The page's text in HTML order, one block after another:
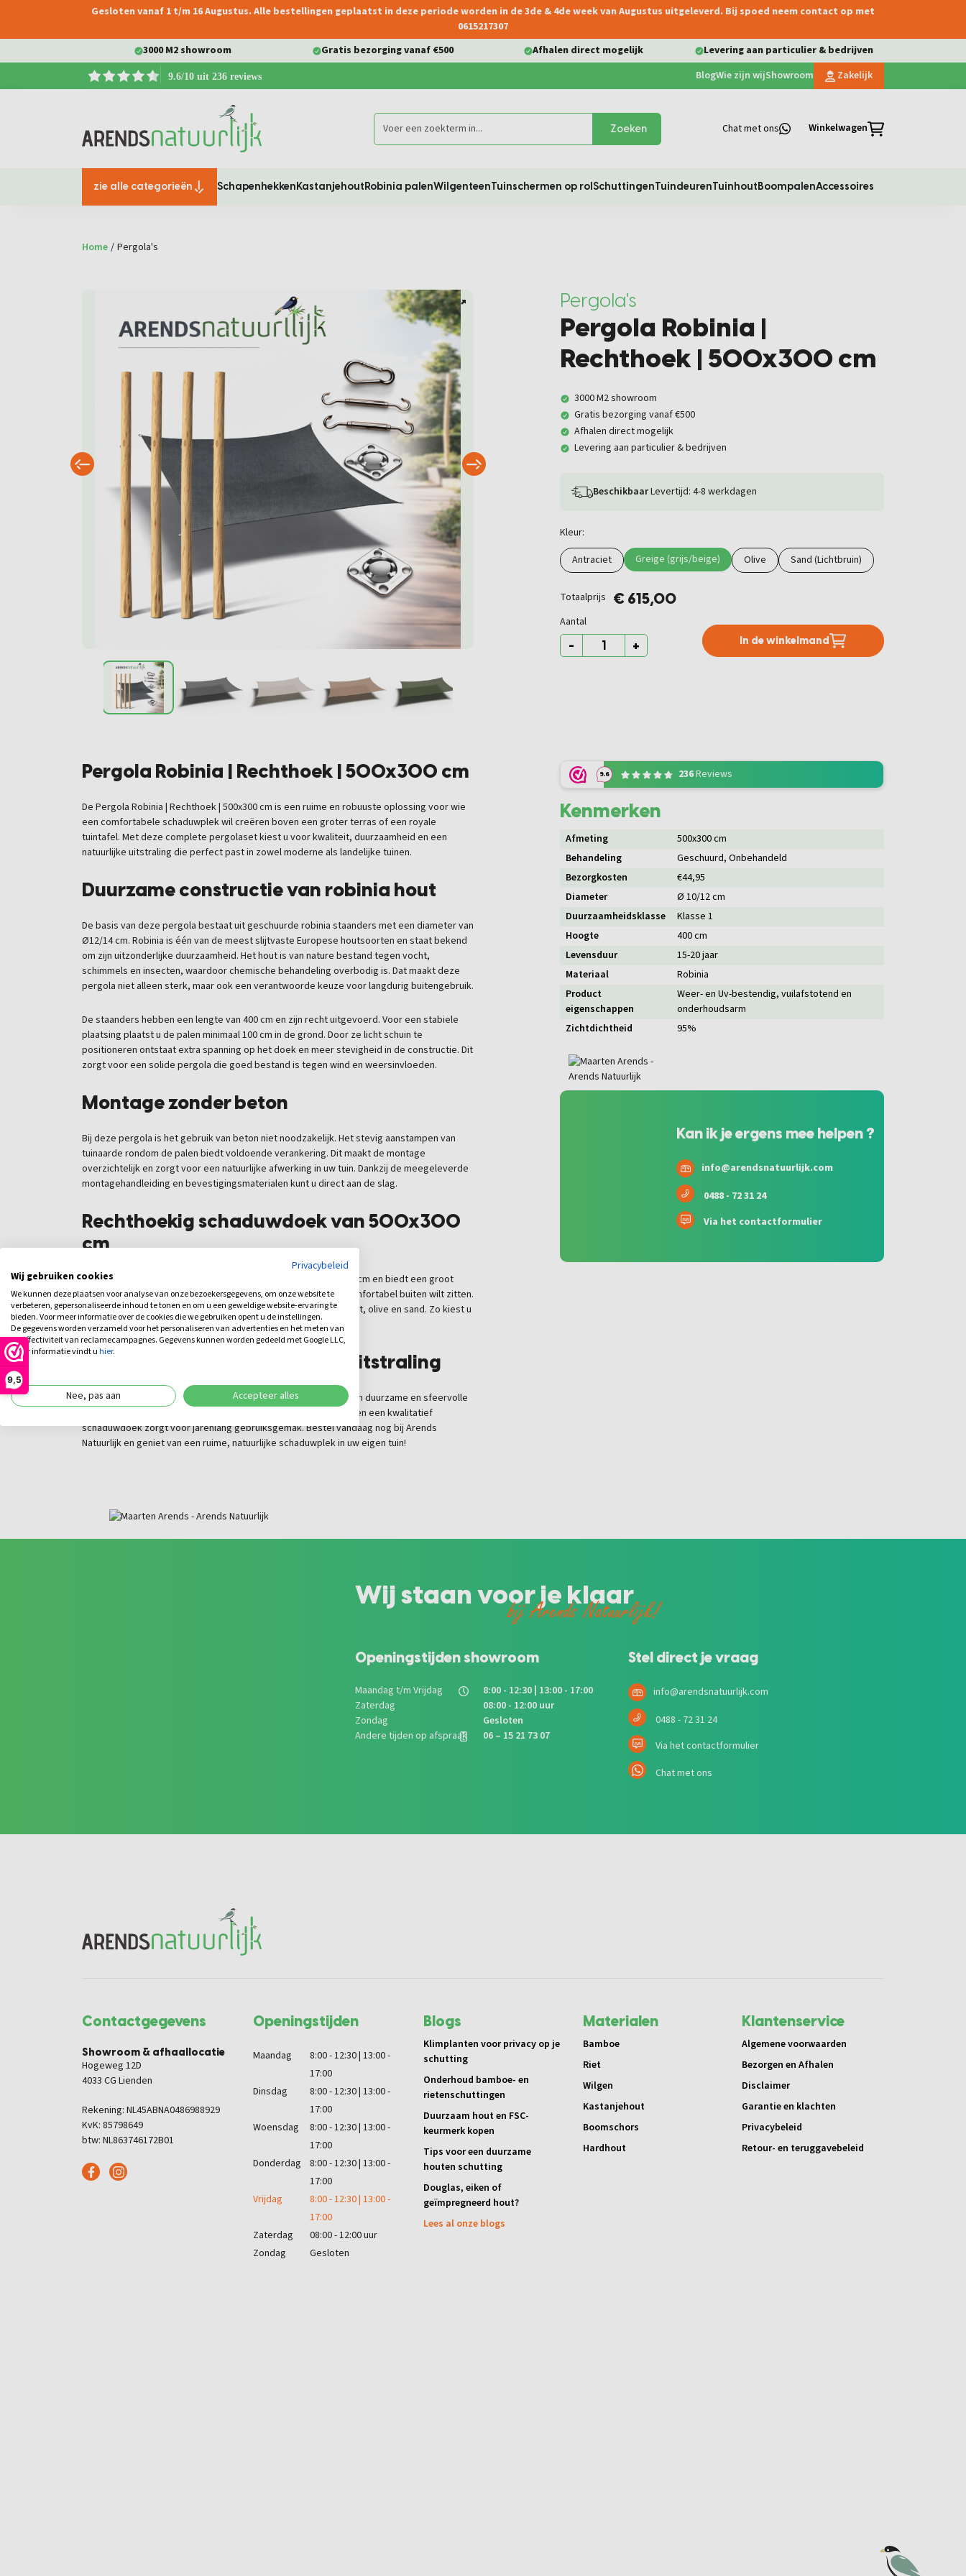
9,5
Ga naar de hoofdnavigatie
Gesloten vanaf 1 t/m 16 Augustus. Alle bestellingen geplaatst in deze periode worden in de 3de & 4de week van Augustus uitgeleverd. Bij spoed neem contact op met
0615217307
3000 M2 showroom
Gratis bezorging vanaf €500 Afhalen direct mogelijk Levering aan particulier & bedrijven
9.6/10 uit 236 reviews BlogWie zijn wijShowroom Zakelijk
Chat met ons Winkelwagen
Zoeken
zie alle categorieën SchapenhekkenKastanjehoutRobinia palenWilgenteenTuinschermen op rol SchuttingenTuindeurenTuinhoutBoompalenAccessoires
Home / Pergola's
Pergola's
Pergola Robinia |
Rechthoek | 500x300 cm
3000 M2 showroom
Gratis bezorging vanaf €500
Afhalen direct mogelijk
Levering aan particulier & bedrijven
BeschikbaarLevertijd: 4-8 werkdagen
Kleur:
Antraciet
Greige (grijs/beige) Olive Sand (Lichtbruin)
Totaalprijs € 615,00
Aantal
- + In de winkelmand
Pergola Robinia | Rechthoek | 500x300 cm
De Pergola Robinia | Rechthoek | 500x300 cm is een ruime en robuuste oplossing voor wie
een comfortabele schaduwplek wil creëren boven een groter terras of een royale
tuintafel. Met deze complete pergolaset kiest u voor kwaliteit, duurzaamheid en een
natuurlijke uitstraling die perfect past in zowel moderne als landelijke tuinen.
Duurzame constructie van robinia hout
De basis van deze pergola bestaat uit geschuurde robinia staanders met een diameter van
Ø12/14 cm. Robinia is één van de meest slijtvaste Europese houtsoorten en staat bekend
om zijn uitzonderlijke duurzaamheid. Het hout is van nature bestand tegen vocht,
schimmels en insecten, waardoor chemische behandeling overbodig is. Dat maakt deze
pergola niet alleen sterk, maar ook een verantwoorde keuze voor langdurig buitengebruik.
De staanders hebben een lengte van 400 cm en zijn recht uitgevoerd. Voor een stabiele
plaatsing plaatst u de palen minimaal 100 cm in de grond. Door ze licht schuin te
positioneren ontstaat extra spanning op het doek en meer stevigheid in de constructie. Dit
zorgt voor een solide pergola die goed bestand is tegen wind en weersinvloeden.
Montage zonder beton
Bij deze pergola is het gebruik van beton niet noodzakelijk. Het stevig aanstampen van
tuinaarde rondom de palen biedt voldoende verankering. Dit maakt de montage
overzichtelijk en zorgt voor een natuurlijke afwerking in uw tuin. Dankzij de meegeleverde
montagehandleiding en bevestigingsmaterialen kunt u direct aan de slag.
Rechthoekig schaduwdoek van 500x300
cm
Het bijgeleverde schaduwdoek heeft een afmeting van 500x300 cm en biedt een groot
schaduwoppervlak. Ideaal voor lange zomerdagen waarop u comfortabel buiten wilt zitten.
Het doek is verkrijgbaar in vier stijlvolle kleuren: greige, antraciet, olive en sand. Zo kiest u
eenvoudig de tint die aansluit bij uw tuinmeubilair en omgeving.
Een investering in comfort en uitstraling
Met de Pergola Robinia | Rechthoek | 500x300 cm kiest u voor een duurzame en sfeervolle
toevoeging aan uw tuin. De combinatie van sterke robinia palen en een kwalitatief
schaduwdoek zorgt voor jarenlang gebruiksgemak. Bestel vandaag nog bij Arends
Natuurlijk en geniet van een ruime, natuurlijke schaduwplek in uw eigen tuin!
9.6 236Reviews
Kenmerken
Afmeting
500x300 cm
Behandeling
Geschuurd, Onbehandeld
Bezorgkosten
€44,95
Diameter
Ø 10/12 cm
Duurzaamheidsklasse
Klasse 1
Hoogte
400 cm
Levensduur
15-20 jaar
Materiaal
Robinia
Product
eigenschappen
Weer- en Uv-bestendig, vuilafstotend en
onderhoudsarm
Zichtdichtheid
95%
Kan ik je ergens mee helpen ?
info@arendsnatuurlijk.com
0488 - 72 31 24
Via het contactformulier
Wij staan voor je klaar
bij Arends Natuurlijk!
Openingstijden showroom
Maandag t/m Vrijdag
8:00 - 12:30 | 13:00 - 17:00
Zaterdag
08:00 - 12:00 uur
Zondag
Gesloten
Andere tijden op afspraak
06 – 15 21 73 07
Stel direct je vraag
info@arendsnatuurlijk.com
0488 - 72 31 24
Via het contactformulier
Chat met ons
Contactgegevens
Showroom & afhaallocatie
Hogeweg 12D
4033 CG Lienden
Rekening: NL45ABNA0486988929
KvK: 85798649
btw: NL863746172B01
Openingstijden
Maandag
8:00 - 12:30 | 13:00 -
17:00
Dinsdag
8:00 - 12:30 | 13:00 -
17:00
Woensdag
8:00 - 12:30 | 13:00 -
17:00
Donderdag
8:00 - 12:30 | 13:00 -
17:00
Vrijdag
8:00 - 12:30 | 13:00 -
17:00
Zaterdag
08:00 - 12:00 uur
Zondag
Gesloten
Blogs
Klimplanten voor privacy op je
schutting
Onderhoud bamboe- en
rietenschuttingen
Duurzaam hout en FSC-
keurmerk kopen
Tips voor een duurzame
houten schutting
Douglas, eiken of
geïmpregneerd hout?
Lees al onze blogs
Materialen
Bamboe
Riet
Wilgen
Kastanjehout
Boomschors
Hardhout
Klantenservice
Algemene voorwaarden
Bezorgen en Afhalen
Disclaimer
Garantie en klachten
Privacybeleid
Retour- en teruggavebeleid
Privacybeleid
Wij gebruiken cookies
We kunnen deze plaatsen voor analyse van onze bezoekersgegevens, om onze website te
verbeteren, gepersonaliseerde inhoud te tonen en om u een geweldige website-ervaring te
bieden. Voor meer informatie over de cookies die we gebruiken opent u de instellingen.
De gegevens worden verzameld voor het personaliseren van advertenties en het meten van
de effectiviteit van reclamecampagnes. Gegevens kunnen worden gedeeld met Google LLC,
meer informatie vindt uhier.
Nee, pas aan Accepteer alles